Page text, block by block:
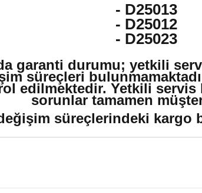
- D25013
- D25012
- D25023
garanti durumu; yetkili
süreçleri
edilmektedir. Yetkili servis
sorunlar tamamen
süreçlerindeki kargo